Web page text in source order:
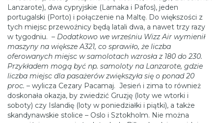
Lanzarote), dwa cypryjskie (Larnaka i Pafos), jeden
portugalski (Porto) i połączenie na Maltę. Do większości z
tych miejsc przewoźnicy będą latali dwa, a nawet trzy razy
w tygodniu. – Dodatkowo we wrześniu Wizz Air wymienił
maszyny na większe A321, co sprawiło, że liczba
oferowanych miejsc w samolotach wzrosła z 180 do 230.
Przykładem mogą być np. samoloty na Lanzarote, gdzie
liczba miejsc dla pasażerów zwiększyła się o ponad 20
proc. – wylicza Cezary Pacamaj. Jesień i zima to również
doskonała okazja, by zwiedzić Gruzję (loty we wtorki i
soboty) czy Islandię (loty w poniedziałki i piątki), a także
skandynawskie stolice – Oslo i Sztokholm. Nie można